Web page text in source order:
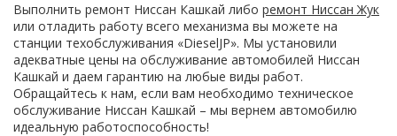
Выполнить ремонт Ниссан Кашкай либо ремонт Ниссан Жук
или отладить работу всего механизма вы можете на
станции техобслуживания «DieselJP». Мы установили
адекватные цены на обслуживание автомобилей Ниссан
Кашкай и даем гарантию на любые виды работ.
Обращайтесь к нам, если вам необходимо техническое
обслуживание Ниссан Кашкай – мы вернем автомобилю
идеальную работоспособность!